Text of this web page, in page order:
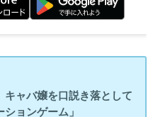
ャバ嬢を口説き落として
ョンゲーム」